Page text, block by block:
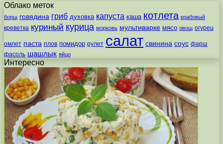
Облако меток
борщ говядина гриб духовка капуста каша котлета крабовый
креветка куриный курица морковь мультиварке мясо овощ огурец
омлет паста плов помидор рулет салат свинина соус фарш
фасоль шашлык яйцо
Интересно